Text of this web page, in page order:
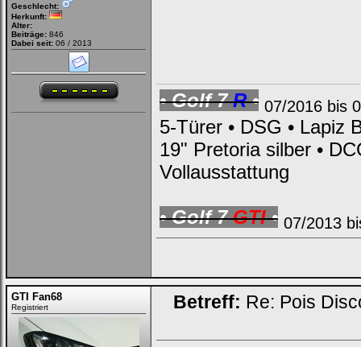
Geschlecht:
Herkunft:
Alter:
Beiträge: 846
Dabei seit: 06 / 2013
• Golf 7 R• 07/2016 bis
5-Türer • DSG • Lapiz
19" Pretoria silber •
Vollausstattung
• Golf 7 GTI• 07/2013
GTI Fan68
Registriert Betreff: Re: Pois